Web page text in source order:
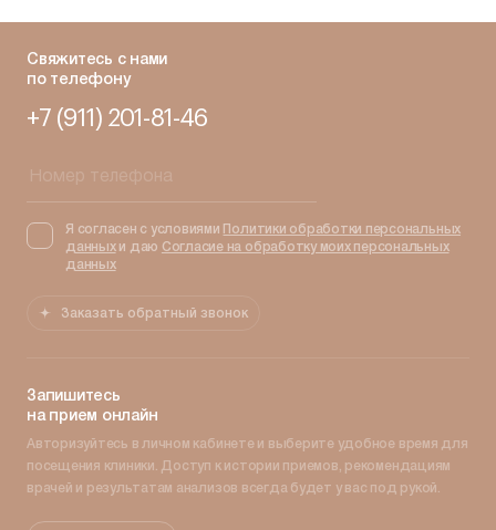
Свяжитесь с нами
по телефону
+7 (911) 201-81-46
Я согласен с условиями Политики обработки персональных
данныхи даю Согласие на обработку моих персональных
данных
Заказать обратный звонок
Запишитесь
на прием онлайн
Авторизуйтесь в личном кабинете и выберите удобное время для
посещения клиники. Доступ к истории приемов, рекомендациям
врачей и результатам анализов всегда будет у вас под рукой.